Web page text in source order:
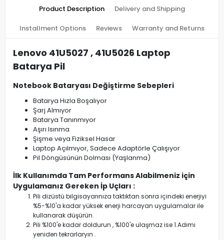
Product Description Delivery and Shipping
Installment Options Reviews Warranty and Returns
Lenovo 41U5027 , 41U5026 Laptop
Batarya Pil
Notebook Bataryası Değiştirme Sebepleri
Batarya Hızla Boşalıyor
Şarj Almıyor
Batarya Tanınmıyor
Aşırı Isınma
Şişme veya Fiziksel Hasar
Laptop Açılmıyor, Sadece Adaptörle Çalışıyor
Pil Döngüsünün Dolması (Yaşlanma)
İlk Kullanımda Tam Performans Alabilmeniz için
Uygulamanız Gereken İp Uçları :
Pili dizüstü bilgisayarınıza taktıktan sonra içindeki enerjiyi
%5-%10'a kadar yüksek enerji harcayan uygulamalar ile
kullanarak düşürün.
Pili %100'e kadar doldurun , %100'e ulaşmaz ise 1.Adımı
yeniden tekrarlaryın .